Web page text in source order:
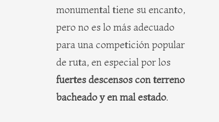
monumental tiene su encanto,
pero no es lo más adecuado
para una competición popular
de ruta, en especial por los
fuertes descensos con terreno
bacheado y en mal estado.